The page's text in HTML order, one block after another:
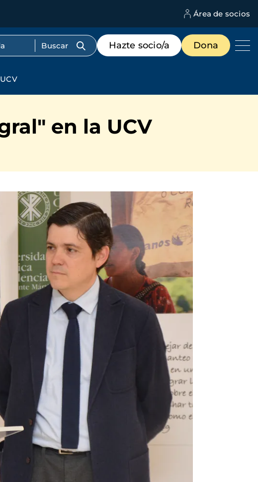
Área de socios
Menú
de
destacados
Hazte socio/a Dona
en la UCV